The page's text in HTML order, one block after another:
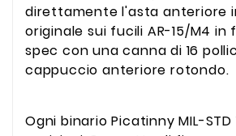
direttamente l'asta anteriore
originale sui fucili AR-15/M4 in
spec con una canna di 16
cappuccio anteriore rotondo.
Ogni binario Picatinny MIL-STD